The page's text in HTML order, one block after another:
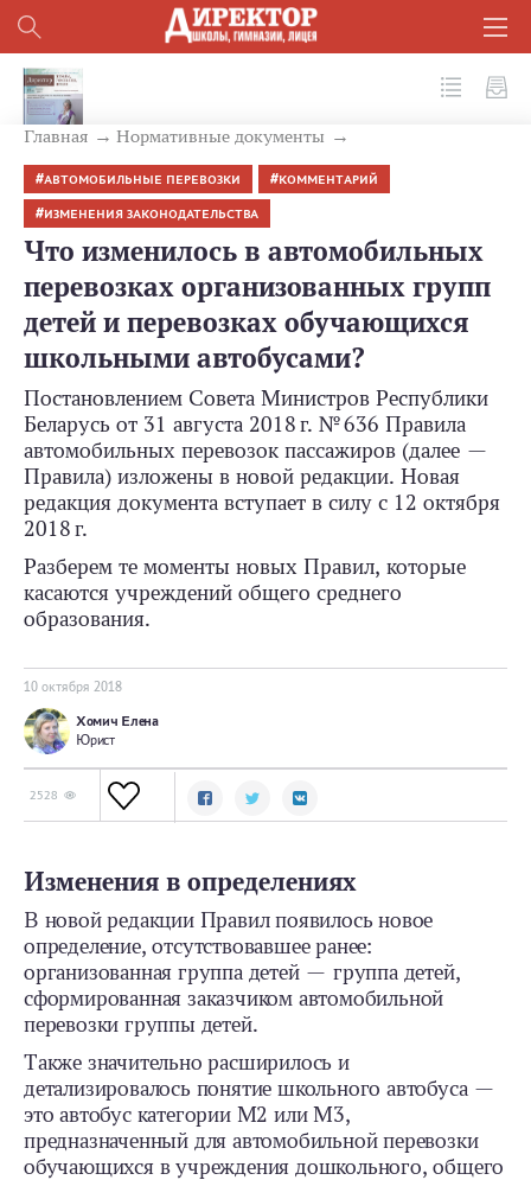
Главная Нормативные документы
АВТОМОБИЛЬНЫЕ ПЕРЕВОЗКИ КОММЕНТАРИЙ
ИЗМЕНЕНИЯ ЗАКОНОДАТЕЛЬСТВА
Что изменилось в автомобильных
перевозках организованных групп
детей и перевозках обучающихся
школьными автобусами?
Постановлением Совета Министров Республики
Беларусь от 31 августа 2018 г. № 636 Правила
автомобильных перевозок пассажиров (далее —
Правила) изложены в новой редакции. Новая
редакция документа вступает в силу с 12 октября
2018 г.
Разберем те моменты новых Правил, которые
касаются учреждений общего среднего
образования.
10 октября 2018
Хомич Елена
Юрист
2528
Изменения в определениях
В новой редакции Правил появилось новое
определение, отсутствовавшее ранее:
организованная группа детей — группа детей,
сформированная заказчиком автомобильной
перевозки группы детей.
Также значительно расширилось и
детализировалось понятие школьного автобуса —
это автобус категории М2 или М3,
предназначенный для автомобильной перевозки
обучающихся в учреждения дошкольного, общего